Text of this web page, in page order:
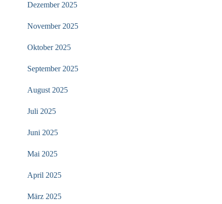
Dezember 2025
November 2025
Oktober 2025
September 2025
August 2025
Juli 2025
Juni 2025
Mai 2025
April 2025
März 2025